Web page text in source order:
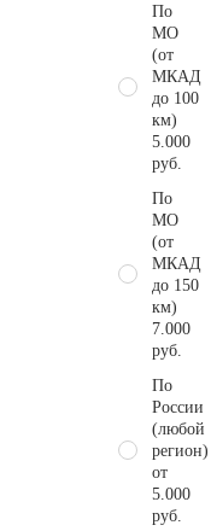
По
МО
(от
МКАД
до 100
км)
5.000
руб.
По
МО
(от
МКАД
до 150
км)
7.000
руб.
По
России
(любой
регион)
от
5.000
руб.